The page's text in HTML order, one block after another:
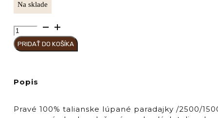
Na sklade
množstvo
Pompeii
POMODORO
2500/1500
PRIDAŤ DO KOŠÍKA
Popis
Pravé 100% talianske lúpané paradajky /2500/